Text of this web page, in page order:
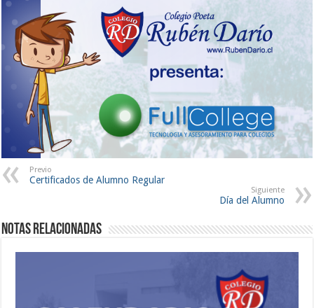
Previo
Certificados de Alumno Regular
Siguiente
Día del Alumno
Notas Relacionadas